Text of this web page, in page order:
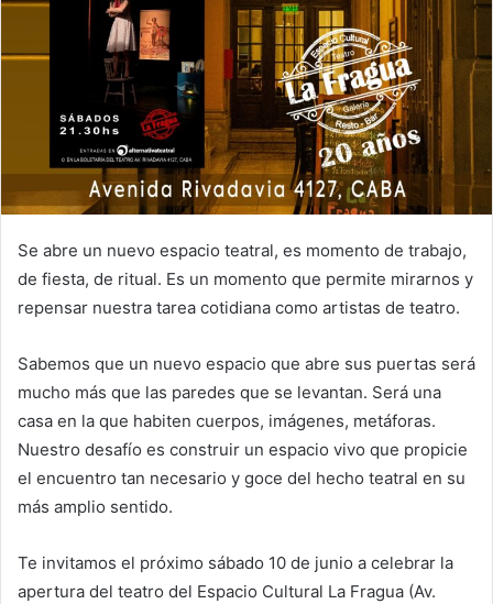
Se abre un nuevo espacio teatral, es momento de trabajo,
de fiesta, de ritual. Es un momento que permite mirarnos y
repensar nuestra tarea cotidiana como artistas de teatro.
Sabemos que un nuevo espacio que abre sus puertas será
mucho más que las paredes que se levantan. Será una
casa en la que habiten cuerpos, imágenes, metáforas.
Nuestro desafío es construir un espacio vivo que propicie
el encuentro tan necesario y goce del hecho teatral en su
más amplio sentido.
Te invitamos el próximo sábado 10 de junio a celebrar la
apertura del teatro del Espacio Cultural La Fragua (Av.